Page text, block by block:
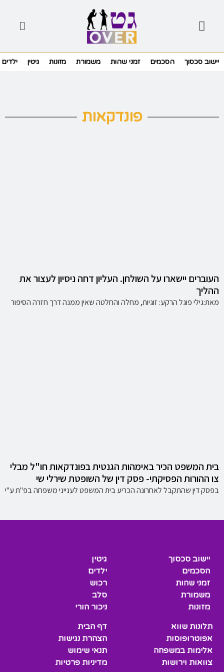
יישוב סכסוך הסכמים זמני שהות משמורת מזונות גיטין ילדים
פונדקאות
העוברים יישארו על השולחן. העליון דחה ניסיון לעצור את
ההליך
מאת:גילי פוגל הרקע: זוגיות, מחלה והחלטה שאין ממנה דרך חזרה הסיפור
בית המשפט הכיר באימהות הגנטית בפונדקאות חו"ל מבלי
צו ההורות הפסיקתי- פסק דין של השופטת שירלי שי
בפסק דין שהתקבל לאחרונה הכריע בית המשפט לענייני משפחה בפ"ת ע"י
יישוב סכסוך
הסכמים
זמני שהות
משמורת
מזונות
גיטין
ילדים
רכוש
סלב
ניכור הורי
תלונות שווא
אפוטרופוסות
אלימות במשפחה
צוואות וירושות
דף הבית
הצהרת נגישות
תנאי שימוש
מדיניות פרטיות